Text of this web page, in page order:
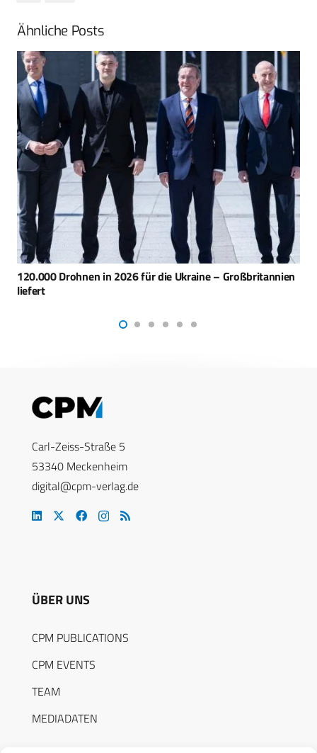
Ähnliche Posts
MISSION 2044 – Start-ups, Geld und die Zukunft der
Rüstung
Carl-Zeiss-Straße 5
53340 Meckenheim
digital@cpm-verlag.de
ÜBER UNS
CPM PUBLICATIONS
CPM EVENTS
TEAM
MEDIADATEN